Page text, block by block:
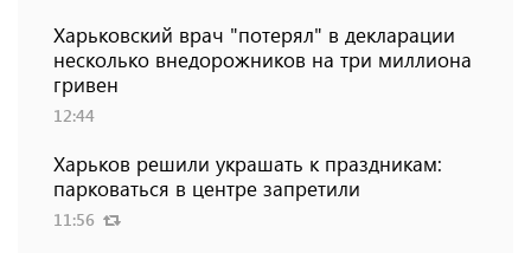
Харьковский врач "потерял" в декларации
несколько внедорожников на три миллиона
гривен
12:44
Харьков решили украшать к праздникам:
парковаться в центре запретили
11:56